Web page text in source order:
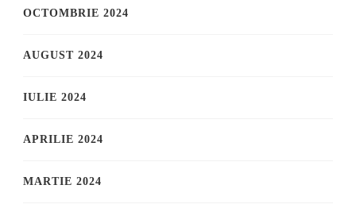
OCTOMBRIE 2024
AUGUST 2024
IULIE 2024
APRILIE 2024
MARTIE 2024